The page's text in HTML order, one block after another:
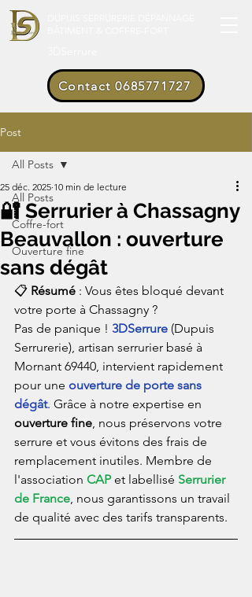
Contact 0685771727
Post
All Posts
Coffre-fort
Ouverture fine
All Posts
🔐 Serrurier à Chassagny
Beauvallon : ouverture
sans dégât
25 déc. 2025 10 min de lecture
📋 Résumé : Vous êtes bloqué devant
votre porte à Chassagny ?
Pas de panique ! 3DSerrure (Dupuis
Serrurerie), artisan serrurier basé à
Mornant 69440, intervient rapidement
pour une ouverture de porte sans
dégât. Grâce à notre expertise en
ouverture fine, nous préservons votre
serrure et vous évitons des frais de
remplacement inutiles. Membre de
l'association CAP et labellisé Serrurier
de France, nous garantissons un travail
de qualité avec des tarifs transparents.